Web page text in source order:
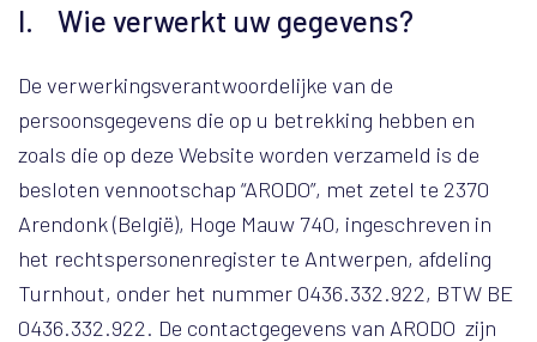
I. Wie verwerkt uw gegevens?
De verwerkingsverantwoordelijke van de
persoonsgegevens die op u betrekking hebben en
zoals die op deze Website worden verzameld is de
besloten vennootschap “ARODO”, met zetel te 2370
Arendonk (België), Hoge Mauw 740, ingeschreven in
het rechtspersonenregister te Antwerpen, afdeling
Turnhout, onder het nummer 0436.332.922, BTW BE
0436.332.922. De contactgegevens van ARODO zijn